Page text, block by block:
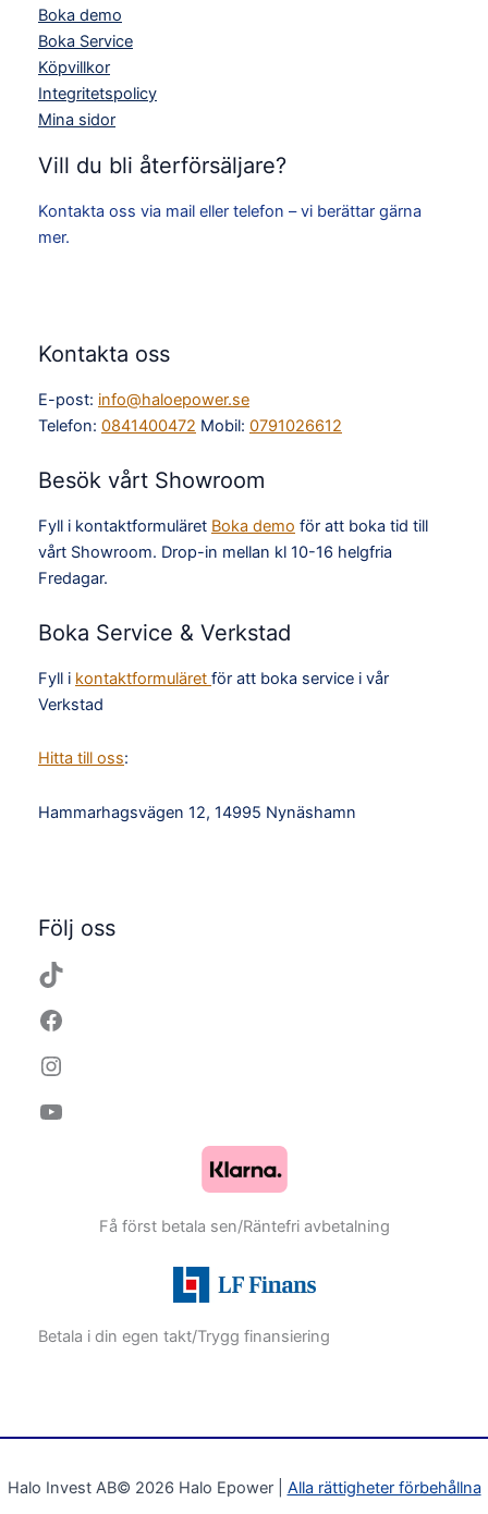
Boka demo
Boka Service
Köpvillkor
Integritetspolicy
Mina sidor
Vill du bli återförsäljare?
Kontakta oss via mail eller telefon – vi berättar gärna
mer.
Kontakta oss
E-post: info@haloepower.se
Telefon: 0841400472 Mobil: 0791026612
Besök vårt Showroom
Fyll i kontaktformuläret Boka demo för att boka tid till
vårt Showroom. Drop-in mellan kl 10-16 helgfria
Fredagar.
Boka Service & Verkstad
Fyll i kontaktformuläret för att boka service i vår
Verkstad
Hitta till oss:
Hammarhagsvägen 12, 14995 Nynäshamn
Följ oss
TikTok
Facebook
Instagram
YouTube
Få först betala sen/Räntefri avbetalning
Betala i din egen takt/Trygg finansiering
Halo Invest AB© 2026 Halo Epower | Alla rättigheter förbehållna